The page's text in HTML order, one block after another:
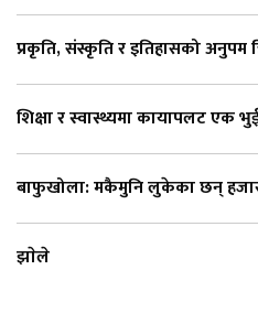
प्रकृति, संस्कृति र इतिहासको अनुपम
शिक्षा र स्वास्थ्यमा कायापलट एक
बाफुखोला: मकैमुनि लुकेका छन्
झाेले